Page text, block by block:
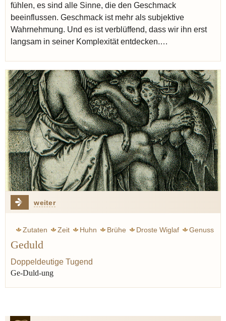
fühlen, es sind alle Sinne, die den Geschmack
beeinflussen. Geschmack ist mehr als subjektive
Wahrnehmung. Und es ist verblüffend, dass wir ihn erst
langsam in seiner Komplexität entdecken.…
weiter
Zutaten Zeit Huhn Brühe Droste Wiglaf
Genuss
Geduld
Doppeldeutige Tugend
Ge-Duld-ung